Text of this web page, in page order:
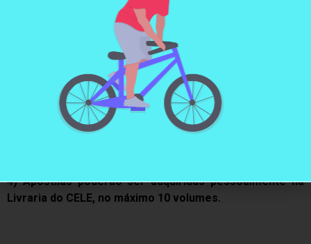
quantidade de apostilas, enviaremos o orçamento com
o valor total do pedido, incluíndo o frete (PAC Correios).
2) Após o aceite do cliente por e-mail ou whatsapp, o
pagamento poderá ser efetuado via PIX ou depósito na
conta bancária do CELE.
3) Após o pagamento efetuado, o pedido será
encaminhado e informaremos o código de
4) Apostilas poderão ser adquiridas pessoalmente na
Livraria do CELE, no máximo 10 volumes.